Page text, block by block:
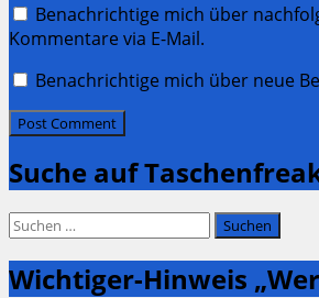
Benachrichtige mich über
Kommentare via E-Mail.
Benachrichtige mich über neue
Suche auf
Suchen
Wichtiger-Hinweis